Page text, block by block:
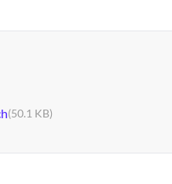
(50.1 KB)